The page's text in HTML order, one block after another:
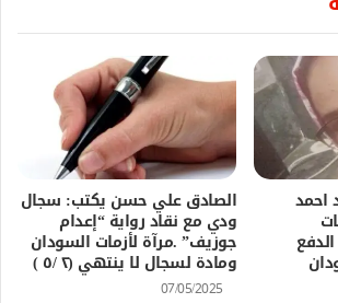
احمد الصادق علي حسن يكتب: سجال
ودي مع نقاد رواية “إعدام
جوزيف” .مرآة لأزمات السودان
ومادة لسجال لا ينتهي (٢ /٥ )
07/05/2025